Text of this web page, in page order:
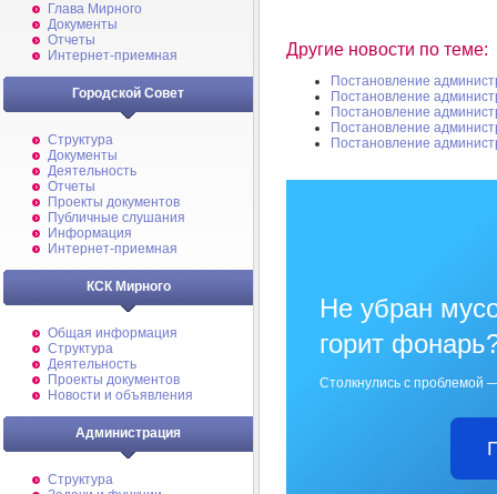
Глава Мирного
Документы
Отчеты
Интернет-приемная
Городской Совет
Структура
Документы
Деятельность
Отчеты
Проекты документов
Публичные слушания
Информация
Интернет-приемная
КСК Мирного
Общая информация
Структура
Деятельность
Проекты документов
Новости и объявления
Администрация
Структура
Другие новости по теме:
Постановление
Постановление
Постановление
Постановление
Постановление
Не убран
горит
Столкнулись с проблемой